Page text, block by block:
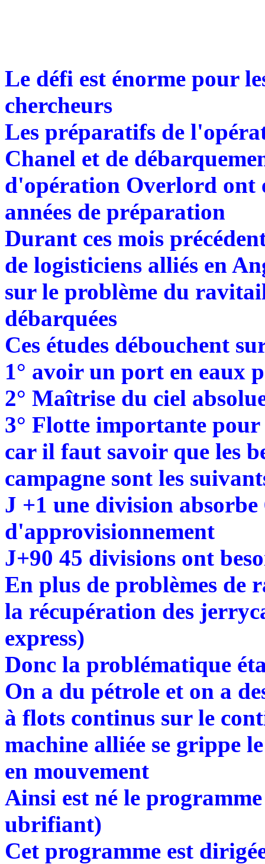
Le défi est énorme pour
chercheurs
Les préparatifs de
Chanel et de
d'opération Overlord ont
années de préparation
Durant ces mois
de logisticiens alliés en
sur le problème du
débarquées
Ces études débouchent
1° avoir un port en eaux
2° Maîtrise du ciel
3° Flotte importante
car il faut savoir que les
campagne sont les
J +1 une division absorbe
d'approvisionnement
J+90 45 divisions ont
En plus de problèmes
la récupération des
express)
Donc la problématique
On a du pétrole et on a
à flots continus sur le
machine alliée se grippe
en mouvement
Ainsi est né le
ubrifiant)
Cet programme est